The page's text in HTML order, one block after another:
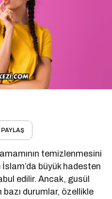
PAYLAŞ
temizlenmesini
büyük hadesten
edilir. Ancak, gusül
bazı durumlar, özellikle